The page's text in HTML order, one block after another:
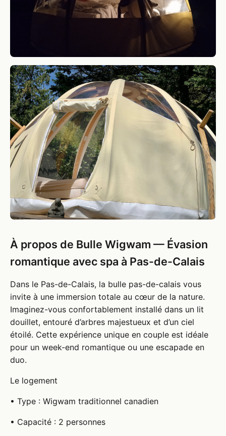
À propos de Bulle Wigwam — Évasion
romantique avec spa à Pas-de-Calais
Dans le Pas-de-Calais, la bulle pas-de-calais vous
invite à une immersion totale au cœur de la nature.
Imaginez-vous confortablement installé dans un lit
douillet, entouré d’arbres majestueux et d’un ciel
étoilé. Cette expérience unique en couple est idéale
pour un week-end romantique ou une escapade en
duo.
Le logement
• Type : Wigwam traditionnel canadien
• Capacité : 2 personnes